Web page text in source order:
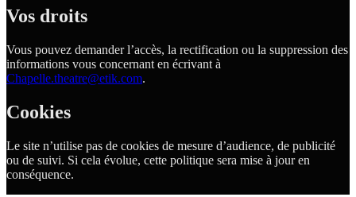
Vos droits
Vous pouvez demander l’accès, la rectification ou la suppression des
informations vous concernant en écrivant à
Chapelle.theatre@etik.com.
Cookies
Le site n’utilise pas de cookies de mesure d’audience, de publicité
ou de suivi. Si cela évolue, cette politique sera mise à jour en
conséquence.